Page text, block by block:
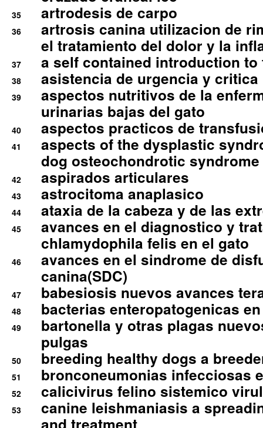
35 artrodesis de carpo
36
artrosis canina utilizacion de
el tratamiento del dolor y la
37 a self contained introduction
38 asistencia de urgencia y
39
aspectos nutritivos de la
urinarias bajas del gato
40 aspectos practicos de
41
aspects of the dysplastic
dog osteochondrotic syndrome
42 aspirados articulares
43 astrocitoma anaplasico
44 ataxia de la cabeza y de las
45
avances en el diagnostico y
chlamydophila felis en el gato
46
avances en el sindrome de
canina(SDC)
47 babesiosis nuevos avances
48 bacterias enteropatogenicas
49
bartonella y otras plagas
pulgas
50 breeding healthy dogs a
51 bronconeumonias infecciosas
52 calicivirus felino sistemico
53
canine leishmaniasis a
and treatment